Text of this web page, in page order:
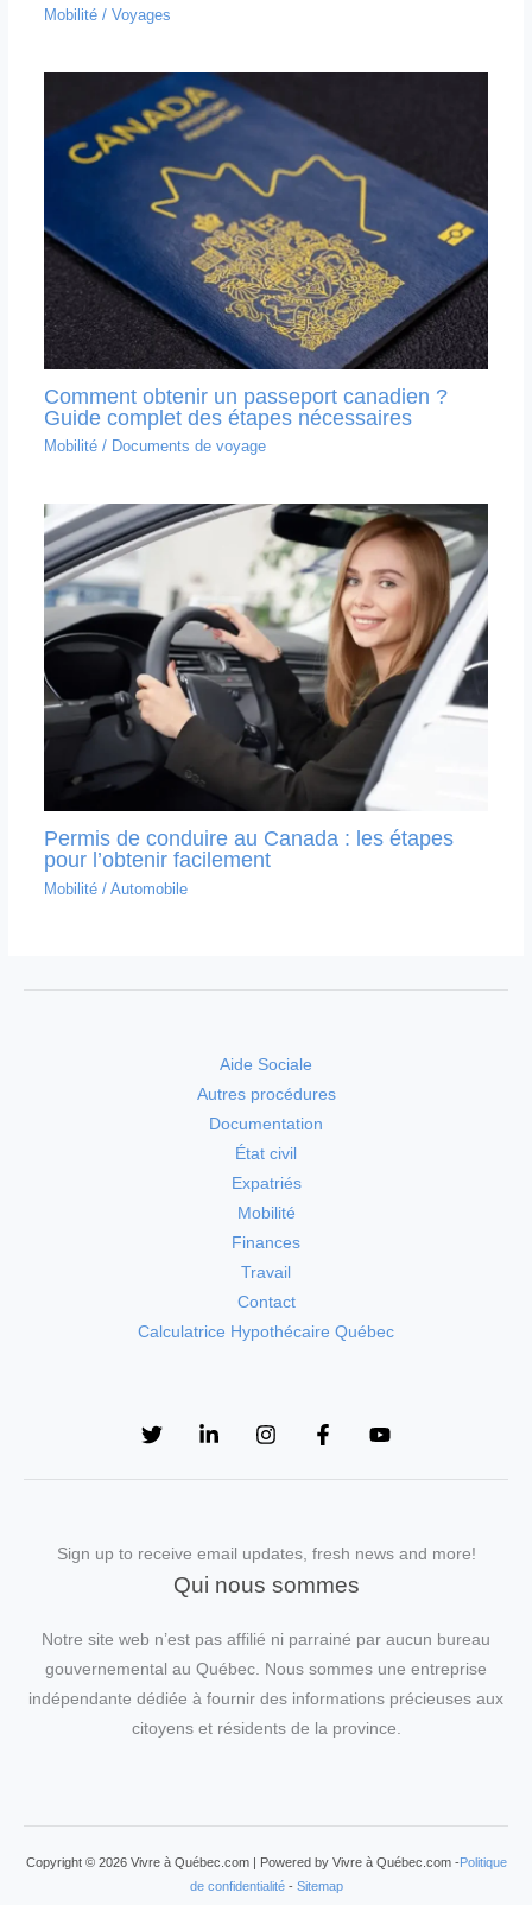
Mobilité/ Voyages
Comment obtenir un passeport canadien ?
Guide complet des étapes nécessaires
Mobilité/ Documents de voyage
Permis de conduire au Canada : les étapes
pour l’obtenir facilement
Mobilité/ Automobile
Aide Sociale
Autres procédures
Documentation
État civil
Expatriés
Mobilité
Finances
Travail
Contact
Calculatrice Hypothécaire Québec
Sign up to receive email updates, fresh news and more!
Qui nous sommes
Notre site web n’est pas affilié ni parrainé par aucun bureau
gouvernemental au Québec. Nous sommes une entreprise
indépendante dédiée à fournir des informations précieuses aux
citoyens et résidents de la province.
Copyright © 2026 Vivre à Québec.com | Powered by Vivre à Québec.com -Politique
de confidentialité- Sitemap